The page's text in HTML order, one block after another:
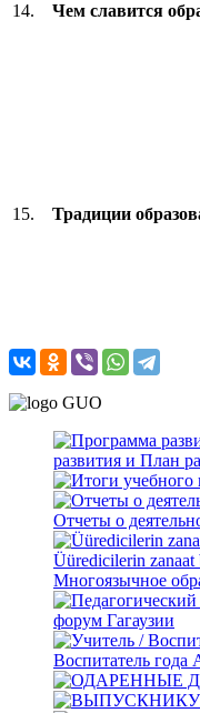
14. Чем славится
15. Традиции
развития и План
Отчеты о
Üüredicilerin zanaat
Многоязычное
форум Гагаузии
Воспитатель года